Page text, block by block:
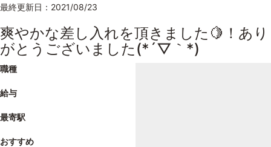
最終更新日：2021/08/23
爽やかな差し入れを頂きました🍋！あり
がとうございました(*´▽｀*)
職種
給与
最寄駅
おすすめ